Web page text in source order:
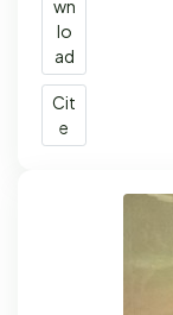
wn
lo
ad
Cit
e